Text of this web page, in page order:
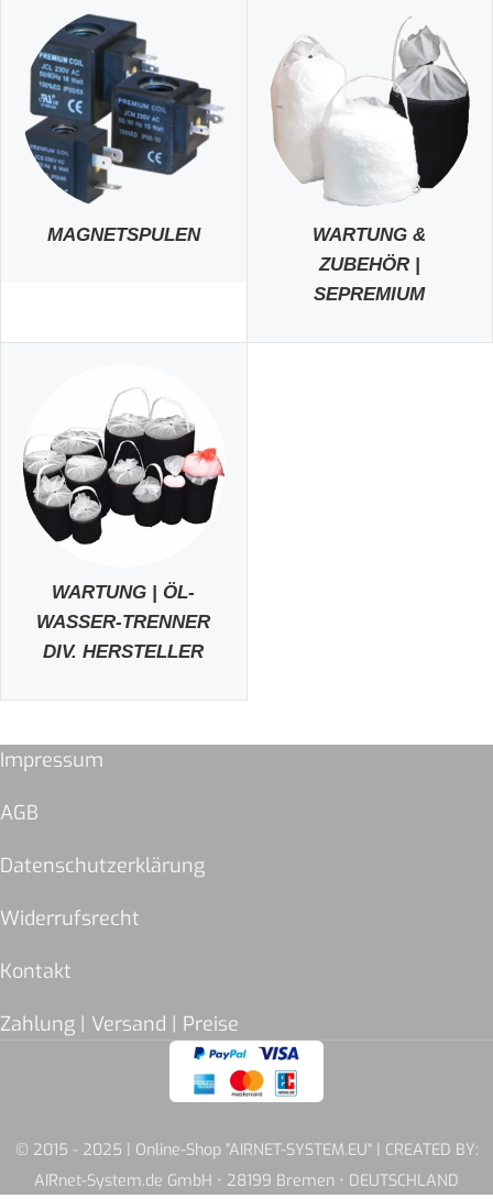
MAGNETSPULEN
WARTUNG &
ZUBEHÖR |
SEPREMIUM
WARTUNG | ÖL-
WASSER-TRENNER
DIV. HERSTELLER
Impressum
AGB
Datenschutzerklärung
Widerrufsrecht
Kontakt
Zahlung | Versand | Preise
© 2015 - 2025 | Online-Shop "AIRNET-SYSTEM.EU" | CREATED BY:
AIRnet-System.de GmbH • 28199 Bremen • DEUTSCHLAND